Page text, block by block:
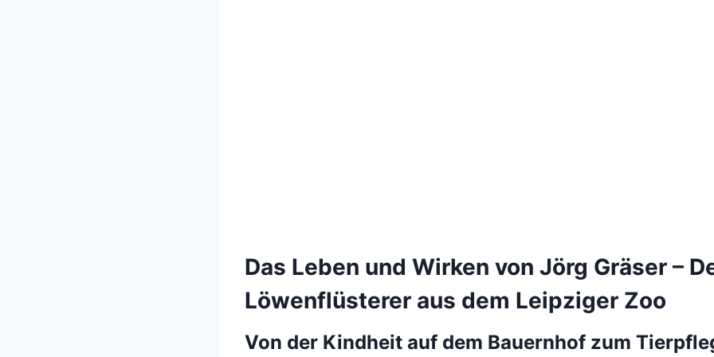
Das Leben und Wirken von Jörg Gräser –
Löwenflüsterer aus dem Leipziger Zoo
Von der Kindheit auf dem Bauernhof zum